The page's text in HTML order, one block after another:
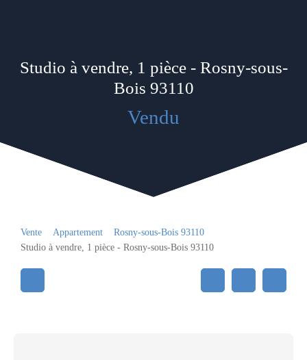
Studio à vendre, 1 pièce - Rosny-sous-
Bois 93110
Vendu
Vente Appartement
Rosny-sous-Bois 93110
Studio à vendre, 1 pièce - Rosny-sous-Bois 93110